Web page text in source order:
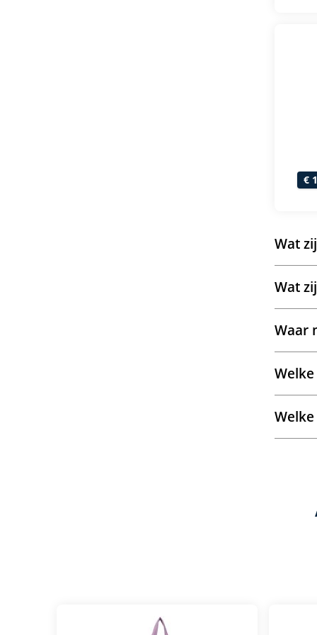
€
Wat
Wat
Waar